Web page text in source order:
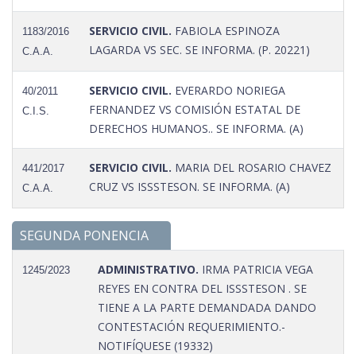
1183/2016
C.A.A.
SERVICIO CIVIL. FABIOLA ESPINOZA
LAGARDA VS SEC. SE INFORMA. (P. 20221)
40/2011
C.I.S.
SERVICIO CIVIL. EVERARDO NORIEGA
FERNANDEZ VS COMISIÓN ESTATAL DE
DERECHOS HUMANOS.. SE INFORMA. (A)
441/2017
C.A.A.
SERVICIO CIVIL. MARIA DEL ROSARIO CHAVEZ
CRUZ VS ISSSTESON. SE INFORMA. (A)
SEGUNDA PONENCIA
1245/2023 ADMINISTRATIVO. IRMA PATRICIA VEGA
REYES EN CONTRA DEL ISSSTESON . SE
TIENE A LA PARTE DEMANDADA DANDO
CONTESTACIÓN REQUERIMIENTO.-
NOTIFÍQUESE (19332)